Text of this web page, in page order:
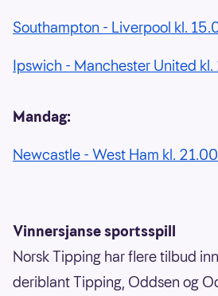
Southampton - Liverpool kl.
Ipswich - Manchester United kl.
Mandag:
Newcastle - West Ham kl. 21.00
Vinnersjanse sportsspill
Norsk Tipping har flere tilbud
deriblant Tipping, Oddsen og